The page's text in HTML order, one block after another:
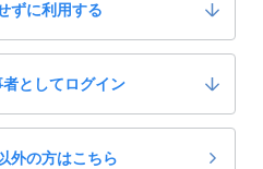
結果
ずに利用する
としてログイン
外の方はこちら